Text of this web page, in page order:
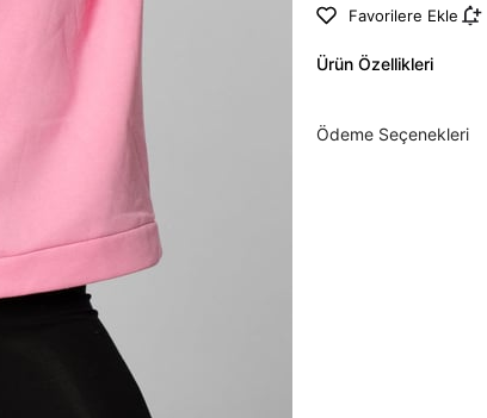
Favorilere Ekle
Ürün Özellikleri
Ödeme Seçenekleri